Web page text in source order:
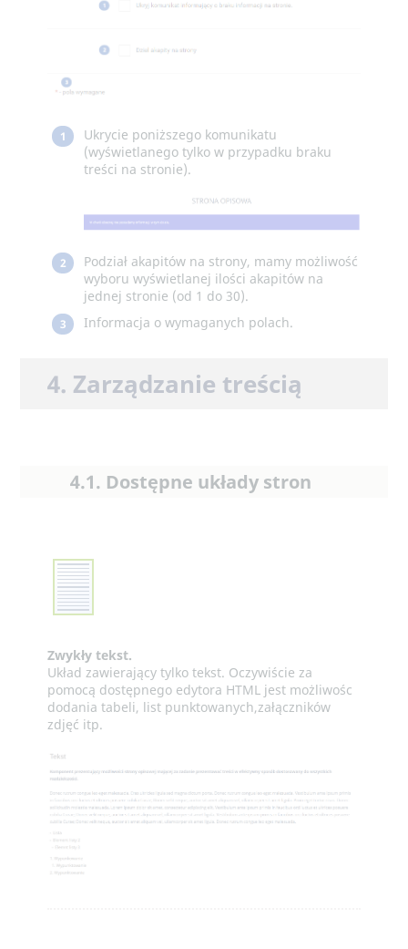
1
Ukrycie poniższego komunikatu
(wyświetlanego tylko w przypadku braku
treści na stronie).
2
Podział akapitów na strony, mamy możliwość
wyboru wyświetlanej ilości akapitów na
jednej stronie (od 1 do 30).
3 Informacja o wymaganych polach.
4. Zarządzanie treścią
4.1. Dostępne układy stron
Zwykły tekst.
Układ zawierający tylko tekst. Oczywiście za
pomocą dostępnego edytora HTML jest możliwośc
dodania tabeli, list punktowanych,załączników
zdjęć itp.